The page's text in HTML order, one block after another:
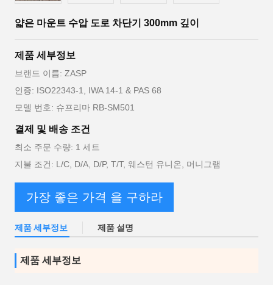
얇은 마운트 수압 도로 차단기 300mm 깊이
제품 세부정보
브랜드 이름: ZASP
인증: ISO22343-1, IWA 14-1 & PAS 68
모델 번호: 슈프리마 RB-SM501
결제 및 배송 조건
최소 주문 수량: 1 세트
지불 조건: L/C, D/A, D/P, T/T, 웨스턴 유니온, 머니그램
가장 좋은 가격 을 구하라
제품 세부정보 제품 설명
제품 세부정보